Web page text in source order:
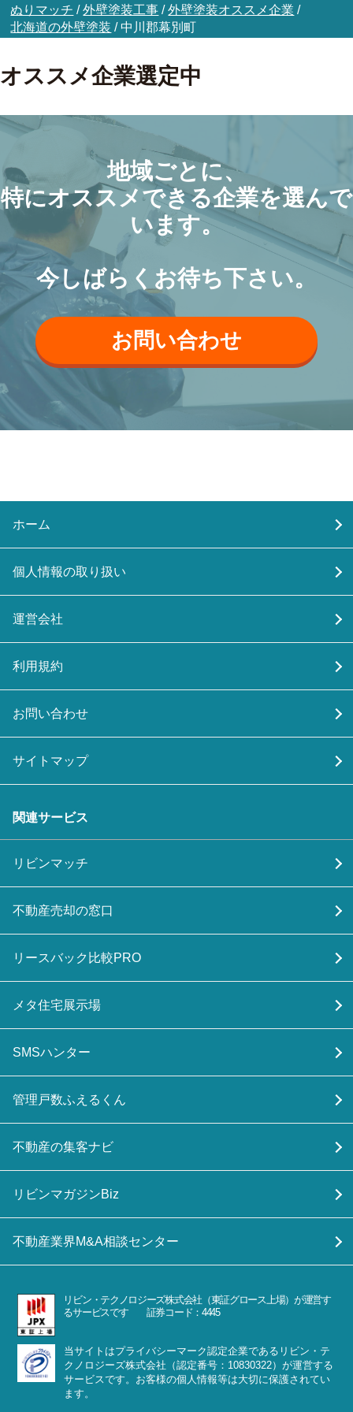
ぬりマッチ /外壁塗装工事 /外壁塗装オススメ企業 /
北海道の外壁塗装 /中川郡幕別町
オススメ企業選定中
地域ごとに、
特にオススメできる企業を選んで
います。
今しばらくお待ち下さい。
お問い合わせ
ホーム
個人情報の取り扱い
運営会社
利用規約
お問い合わせ
サイトマップ
関連サービス
リビンマッチ
不動産売却の窓口
リースバック比較PRO
メタ住宅展示場
SMSハンター
管理戸数ふえるくん
不動産の集客ナビ
リビンマガジンBiz
不動産業界M&A相談センター
リビン・テクノロジーズ株式会社（東証グロース上場）が運営す
るサービスです 証券コード：4445
当サイトはプライバシーマーク認定企業であるリビン・テ
クノロジーズ株式会社（認定番号：10830322）が運営する
サービスです。お客様の個人情報等は大切に保護されてい
ます。